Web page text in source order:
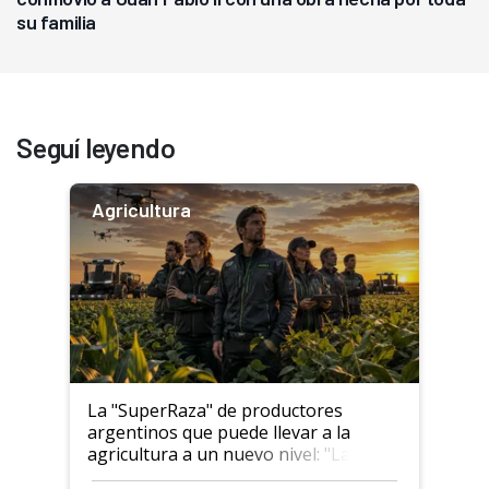
su familia
Seguí leyendo
Agricultura
La "SuperRaza" de productores
argentinos que puede llevar a la
agricultura a un nuevo nivel: "Las
posibilidades de crecimiento son